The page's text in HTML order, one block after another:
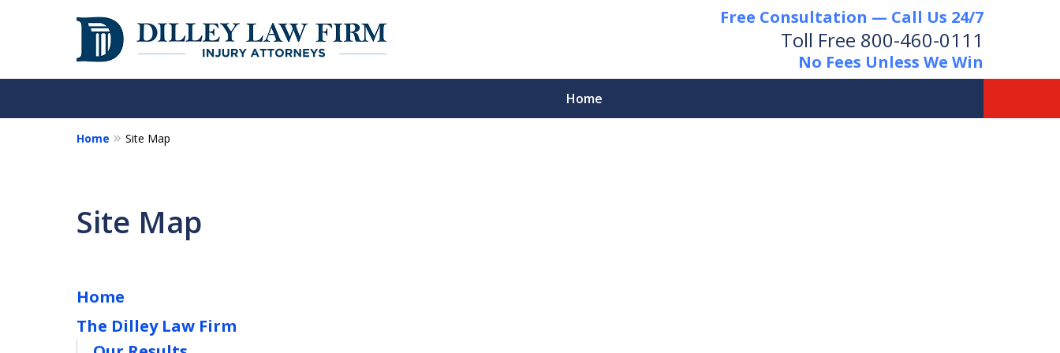
Free Consultation — Call Us 24/7
Toll Free 800-460-0111
No Fees Unless We Win
Home
Your Side
Home Site Map
Site Map
Home
The Dilley Law Firm